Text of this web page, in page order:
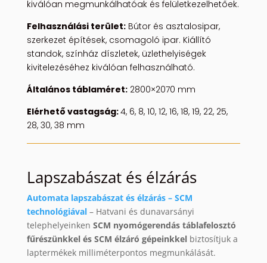
kiválóan megmunkálhatóak és felületkezelhetőek.
Felhasználási terület:Bútor és asztalosipar,
szerkezet építések, csomagoló ipar. Kiállító
standok, színház díszletek, üzlethelyiségek
kivitelezéséhez kiválóan felhasználható.
Általános táblaméret:2800×2070 mm
Elérhető vastagság:4, 6, 8, 10, 12, 16, 18, 19, 22, 25,
28, 30, 38 mm
Lapszabászat és élzárás
Automata lapszabászat és élzárás – SCM
technológiával– Hatvani és dunavarsányi
telephelyeinken SCM nyomógerendás táblafelosztó
fűrészünkkel és SCM élzáró gépeinkkel biztosítjuk a
laptermékek milliméterpontos megmunkálását.